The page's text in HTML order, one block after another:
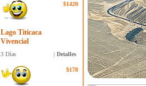
$1420
Lago Titicaca
Vivencial
| Detalles
3 Días
$178